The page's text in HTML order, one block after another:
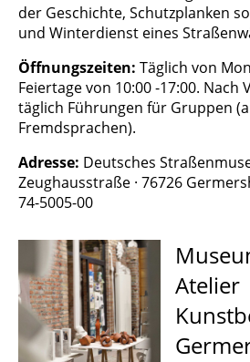
der Geschichte, Schutzplanken
und Winterdienst eines
Öffnungszeiten: Täglich von
Feiertage von 10:00 -17:00. Nach
täglich Führungen für Gruppen
Fremdsprachen).
Adresse: Deutsches
Zeughausstraße · 76726
74-5005-00
Atelier